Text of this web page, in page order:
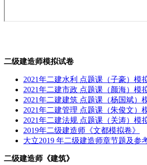
二级建造师模拟试卷
2021年二建水利 点题课（子豪）模
2021年二建市政 点题课（颜海）模
2021年二建建筑 点题课（杨国斌）
2021年二建管理 点题课（朱俊文）
2021年二建法规 点题课（关涛）模
2019年二级建造师《文都模拟卷》
大立2019 年二级建造师章节题及参
二级建造师《建筑》